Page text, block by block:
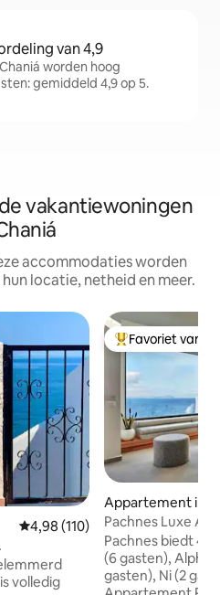
van 4,9
worden hoog
gemiddeld 4,9 op 5.
vakantiewoningen
accommodaties worden
locatie, netheid en meer.
Gemiddelde beoordeling van
4,98 (110)
uitzicht
volledig
Topfavoriet van
Favoriet van
Appartement in
Pachnes Luxe
Uitzicht op zee,
Pachnes biedt 4
(6 gasten), Alpha
gasten), Ni (2